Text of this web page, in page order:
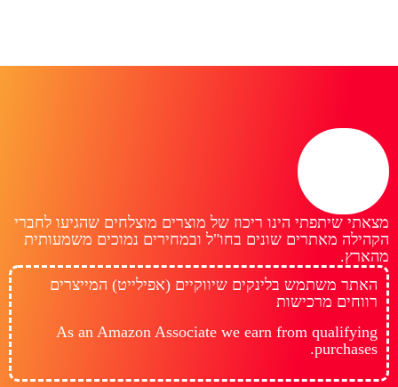
מצאתי שיתפתי הינו ריכוז של מוצרים מוצלחים שהגיעו לחברי
הקהילה מאתרים שונים בחו"ל ובמחירים נמוכים משמעותית
מהארץ.
האתר משתמש בלינקים שיווקיים (אפילייט) המייצרים
רווחים מרכישות
As an Amazon Associate we earn from qualifying
purchases.